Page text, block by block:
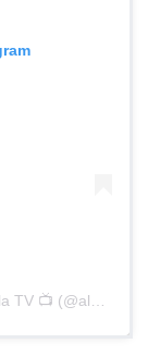
Una publicación compartida por Amante de la TV 📺 (@alguien_te_observa)